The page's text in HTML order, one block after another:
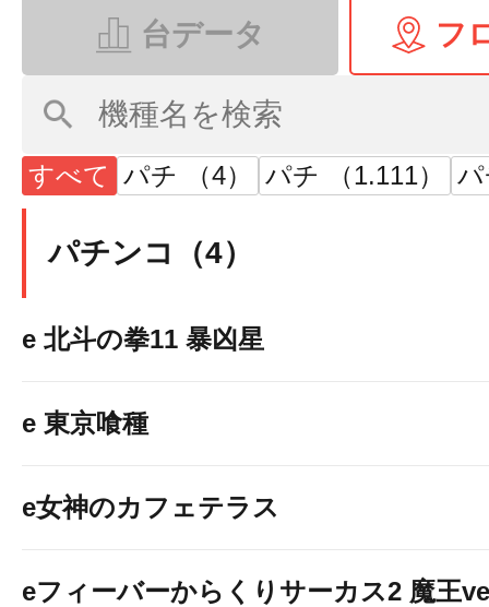
台データ フ
すべて パチ （4） パチ （1.111）
パチンコ（4）
e 北斗の拳11 暴凶星
e 東京喰種
e女神のカフェテラス
eフィーバーからくりサーカス2 魔王